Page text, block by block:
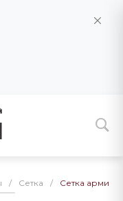
/ Сетка / Сетка